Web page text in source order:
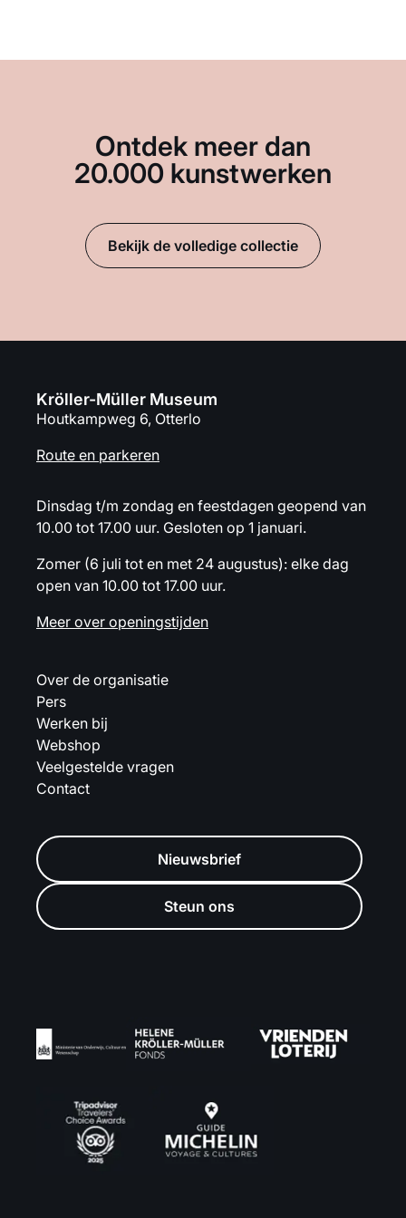
Ontdek meer dan
20.000 kunstwerken
Bekijk de volledige collectie
Kröller-Müller Museum
Houtkampweg 6, Otterlo
Route en parkeren
Dinsdag t/m zondag en feestdagen geopend van
10.00 tot 17.00 uur. Gesloten op 1 januari.
Zomer (6 juli tot en met 24 augustus): elke dag
open van 10.00 tot 17.00 uur.
Meer over openingstijden
Over de organisatie
Pers
Werken bij
Webshop
Veelgestelde vragen
Contact
Nieuwsbrief
Steun ons